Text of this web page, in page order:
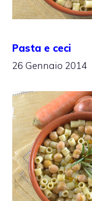
Pasta e ceci
26 Gennaio 2014